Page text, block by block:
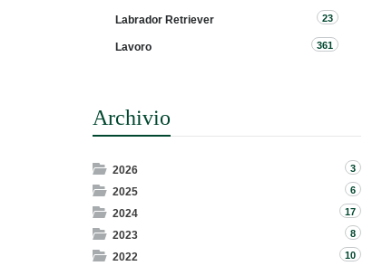
Labrador Retriever 23
Lavoro 361
Archivio
2026 3
2025 6
2024 17
2023 8
2022 10